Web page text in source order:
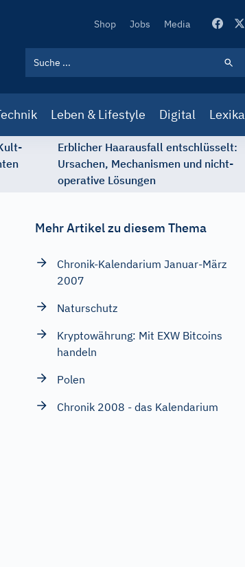
Secondary
Shop Jobs Media
Leben & Lifestyle Digital Lexika
Erblicher Haarausfall entschlüsselt:
Ursachen, Mechanismen und nicht-
operative Lösungen
Mehr Artikel zu diesem Thema
Chronik-Kalendarium Januar-März
2007
Naturschutz
Kryptowährung: Mit EXW Bitcoins
handeln
Polen
Chronik 2008 - das Kalendarium